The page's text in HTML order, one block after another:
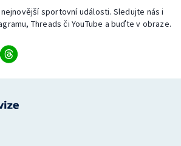
sportovní události. Sledujte nás i
Threads či YouTube a buďte v obraze.